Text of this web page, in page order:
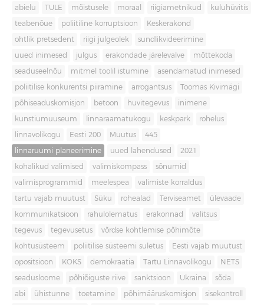
abielu TULE mõistusele moraal riigiametnikud kuluhüvitis
teabenõue poliitiline korruptsioon Keskerakond
ohtlik pretsedent riigi julgeolek sundlikvideerimine
uued inimesed julgus erakondade järelevalve mõttekoda
seaduseelnõu mitmel toolil istumine asendamatud inimesed
poliitilise konkurentsi piiramine arrogantsus Toomas Kivimägi
põhiseaduskomisjon betoon huvitegevus inimene
kunstiumuuseum linnaraamatukogu keskpark rohelus
linnavolikogu Eesti 200 Muutus 445
linnaruumi planeerimine uued lahendused 2021
kohalikud valimised valimiskompass sõnumid
valimisprogrammid meelespea valimiste korraldus
tartu vajab muutust Süku rohealad Terviseamet ülevaade
kommunikatsioon rahulolematus erakonnad valitsus
tegevus tegevusetus võrdse kohtlemise põhimõte
kohtusüsteem poliitilise süsteemi suletus Eesti vajab muutust
opositsioon KOKS demokraatia Tartu Linnavolikogu NETS
seadusloome põhiõiguste riive sanktsioon Ukraina sõda
abi ühistunne toetamine põhimääruskomisjon sisekontroll